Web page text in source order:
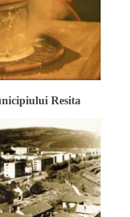
Resita